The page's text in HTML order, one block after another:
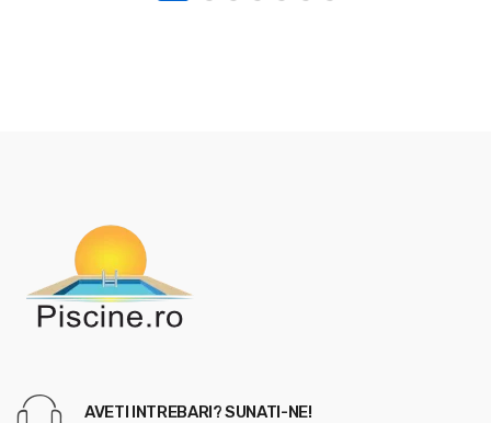
AVETI INTREBARI? SUNATI-NE!